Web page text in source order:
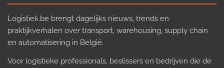
Logistiek.be brengt dagelijks nieuws, trends en
praktijkverhalen over transport, warehousing, supply chain
en automatisering in België.
Voor logistieke professionals, beslissers en bedrijven die de